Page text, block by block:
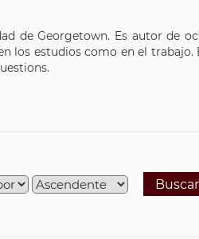
de Georgetown. Es autor de
los estudios como en el
Buscar